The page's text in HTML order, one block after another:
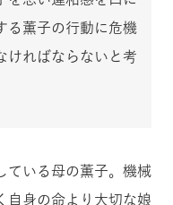
る薫子の行動に危機
ければならないと考
ている母の薫子。機械
自身の命より大切な娘